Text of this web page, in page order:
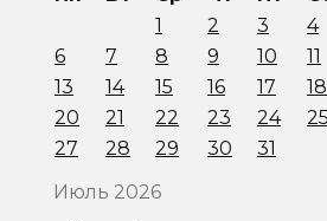
Июль 2026
1
2 3 4
6
7 8 9 10 11
13
14 15 16 17 18
20
21 22 23 24 25
27
28 29 30 31